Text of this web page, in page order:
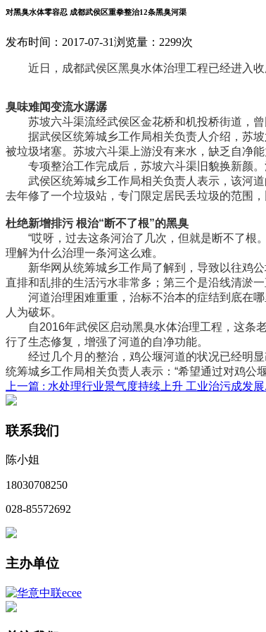
对黑臭水体零容忍 成都武侯区重拳整治12条黑臭河渠
发布时间：2017-07-31浏览量：2299次
近日，成都武侯区黑臭水体治理工程已经进入收
臭味难闻变流水潺潺
苏坡六斗渠流经武侯区金花桥和机投桥街道，曾
据武侯区统筹城乡工作局相关负责人介绍，苏坡
被垃圾堵塞。苏坡六斗渠上游没有来水，缺乏自净能
专项整治工作完成后，苏坡六斗渠旧貌换新颜。
武侯区统筹城乡工作局相关负责人表示，该河道
去年修了一个垃圾站，专门限定居民丢垃圾的范围
杜绝新增排污 根治“断不了根”的黑臭
“哎呀，过去这条河治了几次，但就是断不了根。
理解为什么治理一条河这么难。
新华网从统筹城乡工作局了解到，导致以往鸡公
直排和乱排的生活污水非常多；第三个是沿线清淤
河道治理困难重重，治标不治本的症结到底在哪
人为破坏。
自2016年武侯区启动黑臭水体治理工程，这条老
行了生态修复，增强了河道的自净功能。
经过几个月的整治，鸡公堰河道的状况已经明显
统筹城乡工作局相关负责人表示：“希望通过对鸡公
上一篇 : 水处理行业景气度持续上升 工业治污成发展
联系我们
陈小姐
18030708250
028-85572692
主办单位